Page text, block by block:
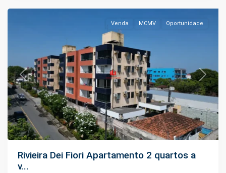
Previous Next
Venda MCMV Oportunidade
Rivieira Dei Fiori Apartamento 2 quartos a
v...